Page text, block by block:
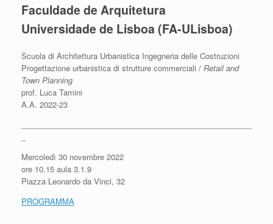
Faculdade de Arquitetura
Universidade de Lisboa (FA-ULisboa)
Scuola di Architettura Urbanistica Ingegneria delle Costruzioni
Progettazione urbanistica di strutture commerciali / Retail and
Town Planning
prof. Luca Tamini
A.A. 2022-23
Mercoledì 30 novembre 2022
ore 10,15 aula 3.1.9
Piazza Leonardo da Vinci, 32
PROGRAMMA